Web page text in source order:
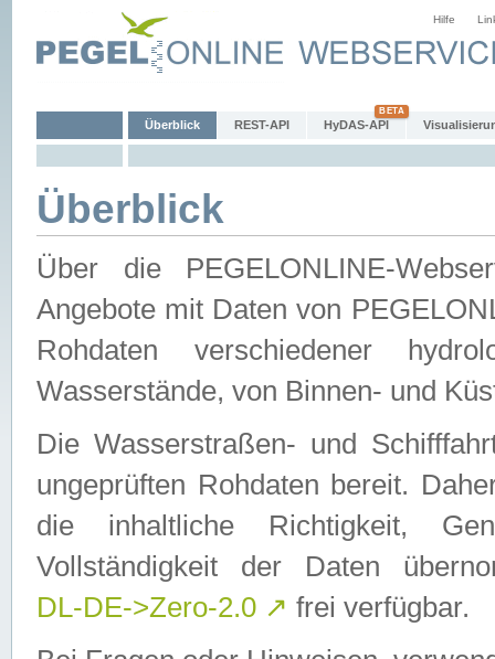
Hilfe
Überblick REST-API HyDAS-API
Überblick
Über die PEGELONLINE-
Angebote mit Daten von
Rohdaten verschiedener
Wasserstände, von Binnen- und
Die Wasserstraßen- und
ungeprüften Rohdaten bereit.
die inhaltliche Richtigkeit,
Vollständigkeit der Daten
DL-DE->Zero-2.0 ↗ frei verfügbar.